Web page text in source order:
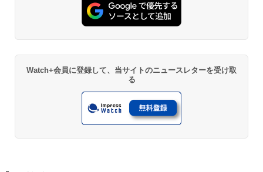
Watch+会員に登録して、当サイトのニュースレターを受け取
る